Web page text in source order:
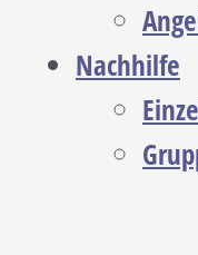
Nachhilfe